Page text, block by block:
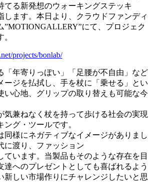
てる新発想のウォーキングステッキ
します。本日より、クラウドファンディ
”MOTIONGALLERY”にて、プロジェク
projects/bonlab/
「年寄りっぽい」「足腰が不自由」など
ージを払拭し、手を杖に「乗せる」とい
い心地、グリップの取り替えも可能な今
気兼ねなく杖を持って歩ける社会の実現
グ・ツールです。
同様にネガティブなイメージがありまし
に渡り、ファッション
ています。当製品もそのような存在を目
達へのプレゼントとしても喜ばれるよう
新しい市場作りにチャレンジしたいと思